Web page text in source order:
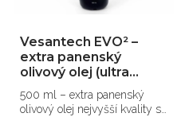
Vesantech EVO² –
extra panenský
olivový olej (ultra
prémiový)
500 ml – extra panenský
olivový olej nejvyšší kvality s